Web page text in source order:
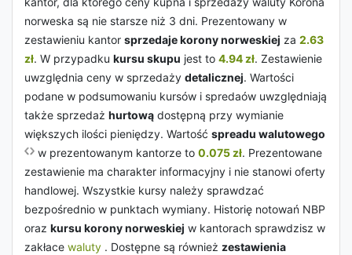
norweska są nie starsze niż 3 dni. Prezentowany w
zestawieniu kantor sprzedaje korony norweskiej za 2.63
zł. W przypadku kursu skupu jest to 4.94 zł. Zestawienie
uwzględnia ceny w sprzedaży detalicznej. Wartości
podane w podsumowaniu kursów i spredaów uwzględniają
także sprzedaż hurtową dostępną przy wymianie
większych ilości pieniędzy. Wartość spreadu walutowego
w prezentowanym kantorze to 0.075 zł. Prezentowane
zestawienie ma charakter informacyjny i nie stanowi oferty
handlowej. Wszystkie kursy należy sprawdzać
bezpośrednio w punktach wymiany. Historię notowań NBP
oraz kursu korony norweskiej w kantorach sprawdzisz w
zakłace waluty . Dostępne są również zestawienia